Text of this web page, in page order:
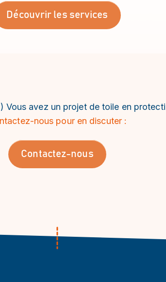
Découvrir les services
Vous avez un projet de toile en
nous pour en discuter :
Contactez-nous